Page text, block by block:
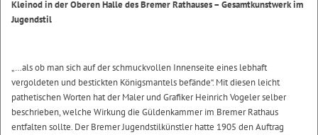
Kleinod in der Oberen Halle des Bremer Rathauses – Gesamtkunstwerk im
Jugendstil
„…als ob man sich auf der schmuckvollen Innenseite eines lebhaft
vergoldeten und bestickten Königsmantels befände“. Mit diesen leicht
pathetischen Worten hat der Maler und Grafiker Heinrich Vogeler selber
beschrieben, welche Wirkung die Güldenkammer im Bremer Rathaus
entfalten sollte. Der Bremer Jugendstilkünstler hatte 1905 den Auftrag